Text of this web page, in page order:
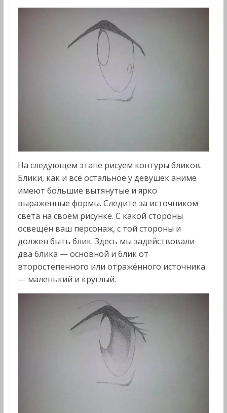
На следующем этапе рисуем контуры бликов.
Блики, как и всё остальное у девушек аниме
имеют большие вытянутые и ярко
выраженные формы. Следите за источником
света на своём рисунке. С какой стороны
освещён ваш персонаж, с той стороны и
должен быть блик. Здесь мы задействовали
два блика — основной и блик от
второстепенного или отражённого источника
— маленький и круглый.